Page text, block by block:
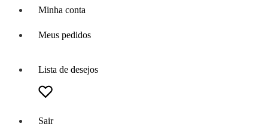
Minha conta
Meus pedidos
Lista de desejos
Sair